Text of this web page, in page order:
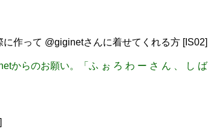
作って @giginetさんに着せてくれる方 [IS02]
からのお願い。「ふ ぉ ろ わ ー さ ん 、 し